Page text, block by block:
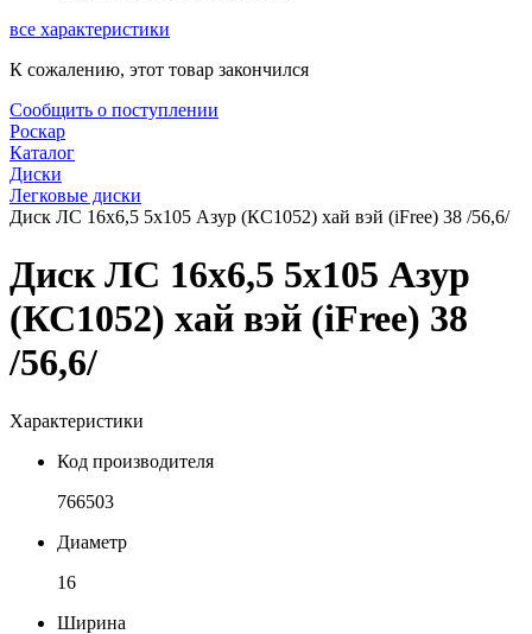
все характеристики
К сожалению, этот товар закончился
Сообщить о поступлении
Роскар
Каталог
Диски
Легковые диски
Диск ЛС 16x6,5 5x105 Азур (КС1052) хай вэй (iFree) 38 /56,6/
Диск ЛС 16x6,5 5x105 Азур
(КС1052) хай вэй (iFree) 38
/56,6/
Характеристики
Код производителя
766503
Диаметр
16
Ширина